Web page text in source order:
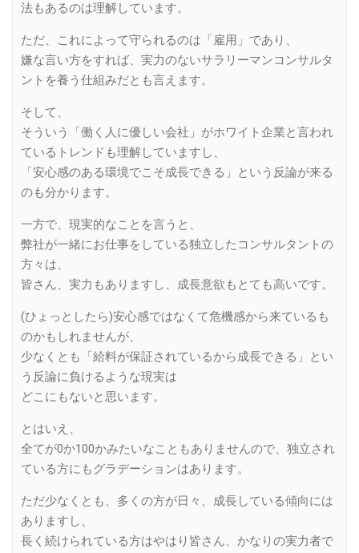
法もあるのは理解しています。
ただ、これによって守られるのは「雇用」であり、
嫌な言い方をすれば、実力のないサラリーマンコンサルタ
ントを養う仕組みだとも言えます。
そして、
そういう「働く人に優しい会社」がホワイト企業と言われ
ているトレンドも理解していますし、
「安心感のある環境でこそ成長できる」という反論が来る
のも分かります。
一方で、現実的なことを言うと、
弊社が一緒にお仕事をしている独立したコンサルタントの
方々は、
皆さん、実力もありますし、成長意欲もとても高いです。
(ひょっとしたら)安心感ではなくて危機感から来ているも
のかもしれませんが、
少なくとも「給料が保証されているから成長できる」とい
う反論に負けるような現実は
どこにもないと思います。
とはいえ、
全てが0か100かみたいなこともありませんので、独立され
ている方にもグラデーションはあります。
ただ少なくとも、多くの方が日々、成長している傾向には
ありますし、
長く続けられている方はやはり皆さん、かなりの実力者で